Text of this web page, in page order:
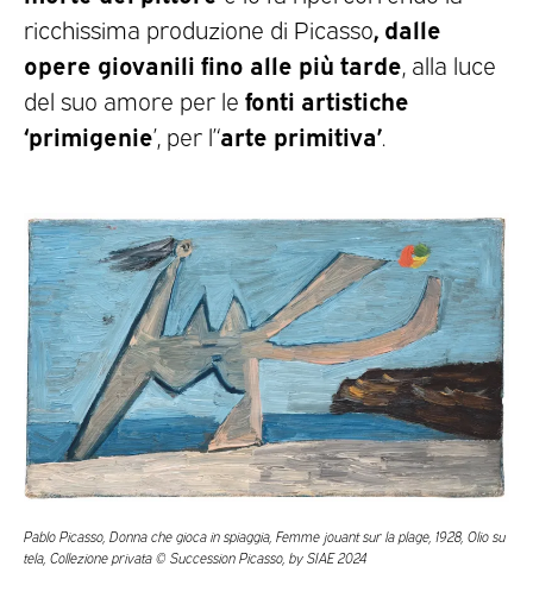
ricchissima produzione di Picasso, dalle
opere giovanili fino alle più tarde , alla luce
del suo amore per le fonti artistiche
‘primigenie’, per l’‘arte primitiva’
Pablo Picasso, Donna che gioca in spiaggia, Femme jouant sur la plage, 1928, Olio su
tela, Collezione privata © Succession Picasso, by SIAE 2024